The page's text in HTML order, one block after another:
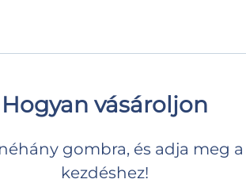
Hogyan vásároljon
gombra, és adja meg
kezdéshez!